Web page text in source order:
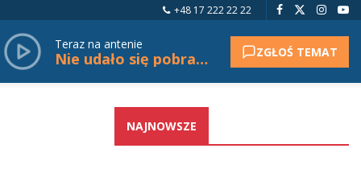
+48 17 222 22 22
Teraz na antenie
Nie udało się pobrać tytułu. ZGŁOŚ TEMAT
NAJNOWSZE